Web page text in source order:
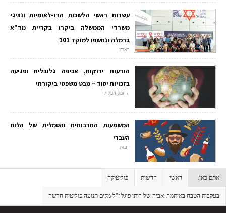
עשרות ראשי הלשכות הדו-לאומיות ונציגי
משרדי הממשלה ביקרו בקריית מד"א
ברמלה ונחשפו למוקד 101
בארץ
הודעות ירוקות, אכיפה גלובלית ופגיעה
בזכויות יסוד – מבט משפטי ביקורתי
הדופק הפלילי
המשמעות התרבותית והסמלית של הלוח
העברי
דעות
אתם כאן: ראשי חדשות פוליטיקה
בעקבות הטבח באיתמר: אביה של רותי פוגל ז"ל מקים תנועה פוליטית חדשה